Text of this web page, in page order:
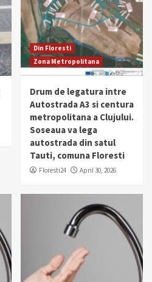
Din Floresti
Zona Metropolitana
Drum de legatura intre
Autostrada A3 si centura
metropolitana a Clujului.
Soseaua va lega
autostrada din satul
Tauti, comuna Floresti
Floresti24 April 30, 2026